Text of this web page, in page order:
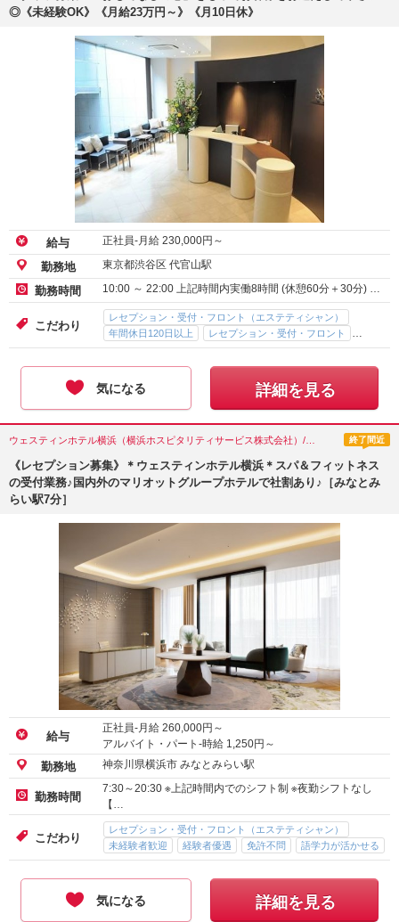
◎《未経験OK》《月給23万円～》《月10日休》
給与 正社員-月給 230,000円～
勤務地 東京都渋谷区 代官山駅
勤務時間 10:00 ～ 22:00 上記時間内実働8時間 (休憩60分＋30分) …
こだわり
レセプション・受付・フロント（エステティシャン）
年間休日120日以上
レセプション・受付・フロント
経験者優遇
未経験者歓迎 女性スタッフ多数
気になる 詳細を見る
終了間近
《レセプション募集》＊ウェスティンホテル横浜＊スパ＆フィットネス
の受付業務♪国内外のマリオットグループホテルで社割あり♪［みなとみ
らい駅7分］
給与
正社員-月給 260,000円～
アルバイト・パート-時給 1,250円～
勤務地 神奈川県横浜市 みなとみらい駅
勤務時間
7:30～20:30 ※上記時間内でのシフト制 ※夜勤シフトなし
【…
こだわり
レセプション・受付・フロント（エステティシャン）
未経験者歓迎
経験者優遇 免許不問
語学力が活かせる
交通費支給
気になる 詳細を見る